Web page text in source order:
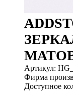
Артикул:
Фирма
Доступное